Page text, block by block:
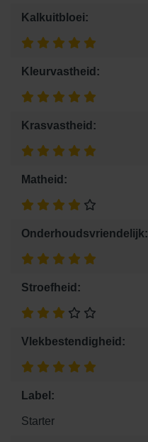
Kalkuitbloei:
Kleurvastheid:
Krasvastheid:
Matheid:
Onderhoudsvriendelijk:
Stroefheid:
Vlekbestendigheid:
Label:
Starter